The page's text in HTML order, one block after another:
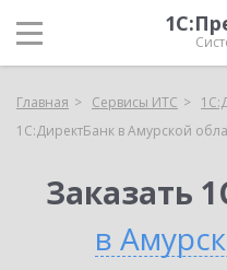
Главная Сервисы ИТС
1С:ДиректБанк в Амурской
Заказать
в